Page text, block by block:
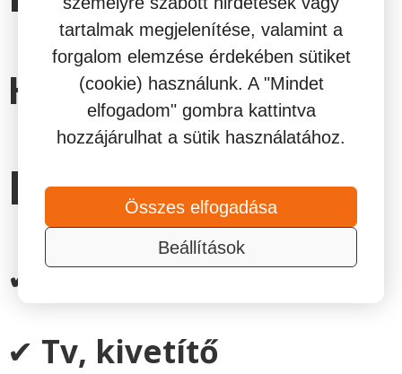
tartalmak megjelenítése, valamint a
forgalom elemzése érdekében sütiket
(cookie) használunk. A "Mindet
elfogadom" gombra kattintva
hozzájárulhat a sütik használatához.
Összes elfogadása
Beállítások
H-V: 13.00-05.00
Extrák
✔ Flipper
✔ Tv, kivetítő